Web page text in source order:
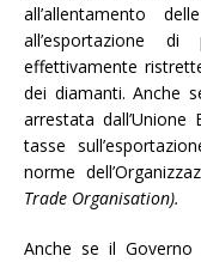
all’allentamento
all’esportazione
effettivamente
dei diamanti. Anche
arrestata
tasse
norme
Trade Organisation).
Anche se il